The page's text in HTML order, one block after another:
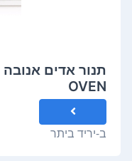
OVEN
ב-יריד ביתר